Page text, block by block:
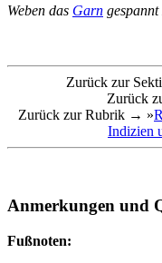
Weben das Garn
Zurück zur
Zurück
Zurück zur Rubrik → »
Indizien
Anmerkungen und
Fußnoten: